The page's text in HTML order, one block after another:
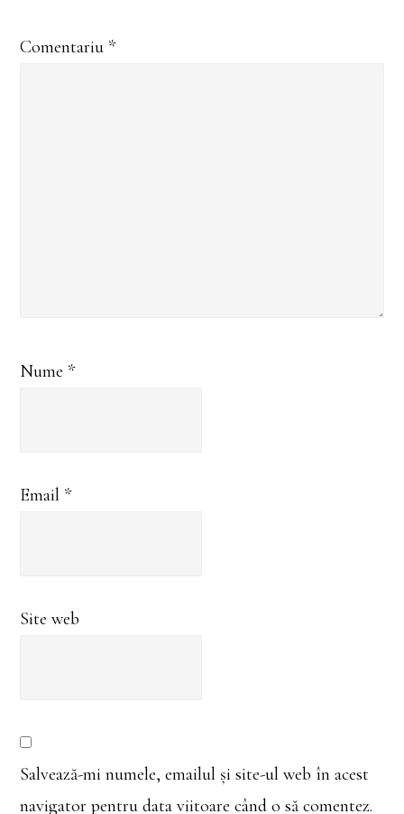
Comentariu *
Nume *
Email *
Site web
Salvează-mi numele, emailul și site-ul web în acest
navigator pentru data viitoare când o să comentez.